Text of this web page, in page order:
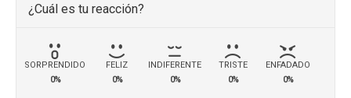
¿Cuál es tu reacción?
SORPRENDIDO
0%
FELIZ
0%
INDIFERENTE
0%
TRISTE
0%
ENFADADO
0%